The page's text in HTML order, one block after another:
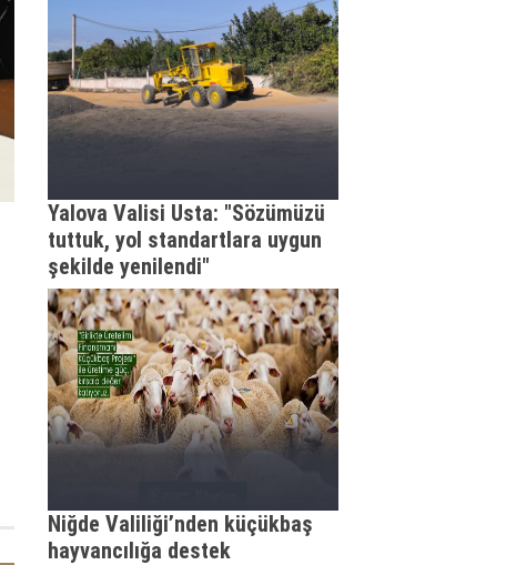
Yalova Valisi Usta: "Sözümüzü
tuttuk, yol standartlara uygun
şekilde yenilendi"
Niğde Valiliği’nden küçükbaş
hayvancılığa destek